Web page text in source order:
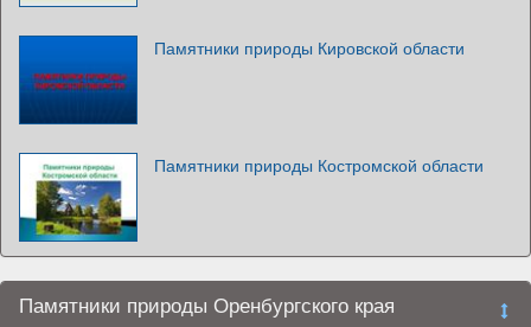
Памятники природы Кировской области
Памятники природы Костромской области
Памятники природы Оренбургского края